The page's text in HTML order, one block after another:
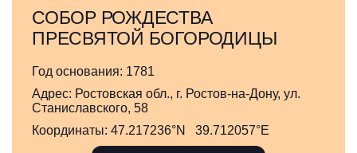
СОБОР РОЖДЕСТВА
ПРЕСВЯТОЙ БОГОРОДИЦЫ
Год основания: 1781
Адрес: Ростовская обл., г. Ростов-на-Дону, ул.
Станиславского, 58
Координаты: 47.217236°N 39.712057°E